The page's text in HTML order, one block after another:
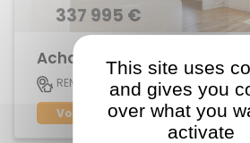
337 995 €
RENNES 5
113 M2
Voir le bien
This site uses
and gives you
over what you
activate